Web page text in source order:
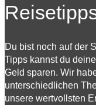
Du bist noch auf der
Tipps kannst du
Geld sparen. Wir
unterschiedlichen
unsere wertvollsten